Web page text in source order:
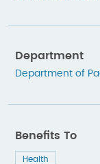
Department
Department of
Benefits To
Health